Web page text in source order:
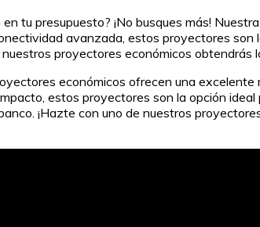
tu presupuesto? ¡No busques más!
avanzada, estos proyectores
proyectores económicos obtendrás
económicos ofrecen una
estos proyectores son la opción
¡Hazte con uno de nuestros